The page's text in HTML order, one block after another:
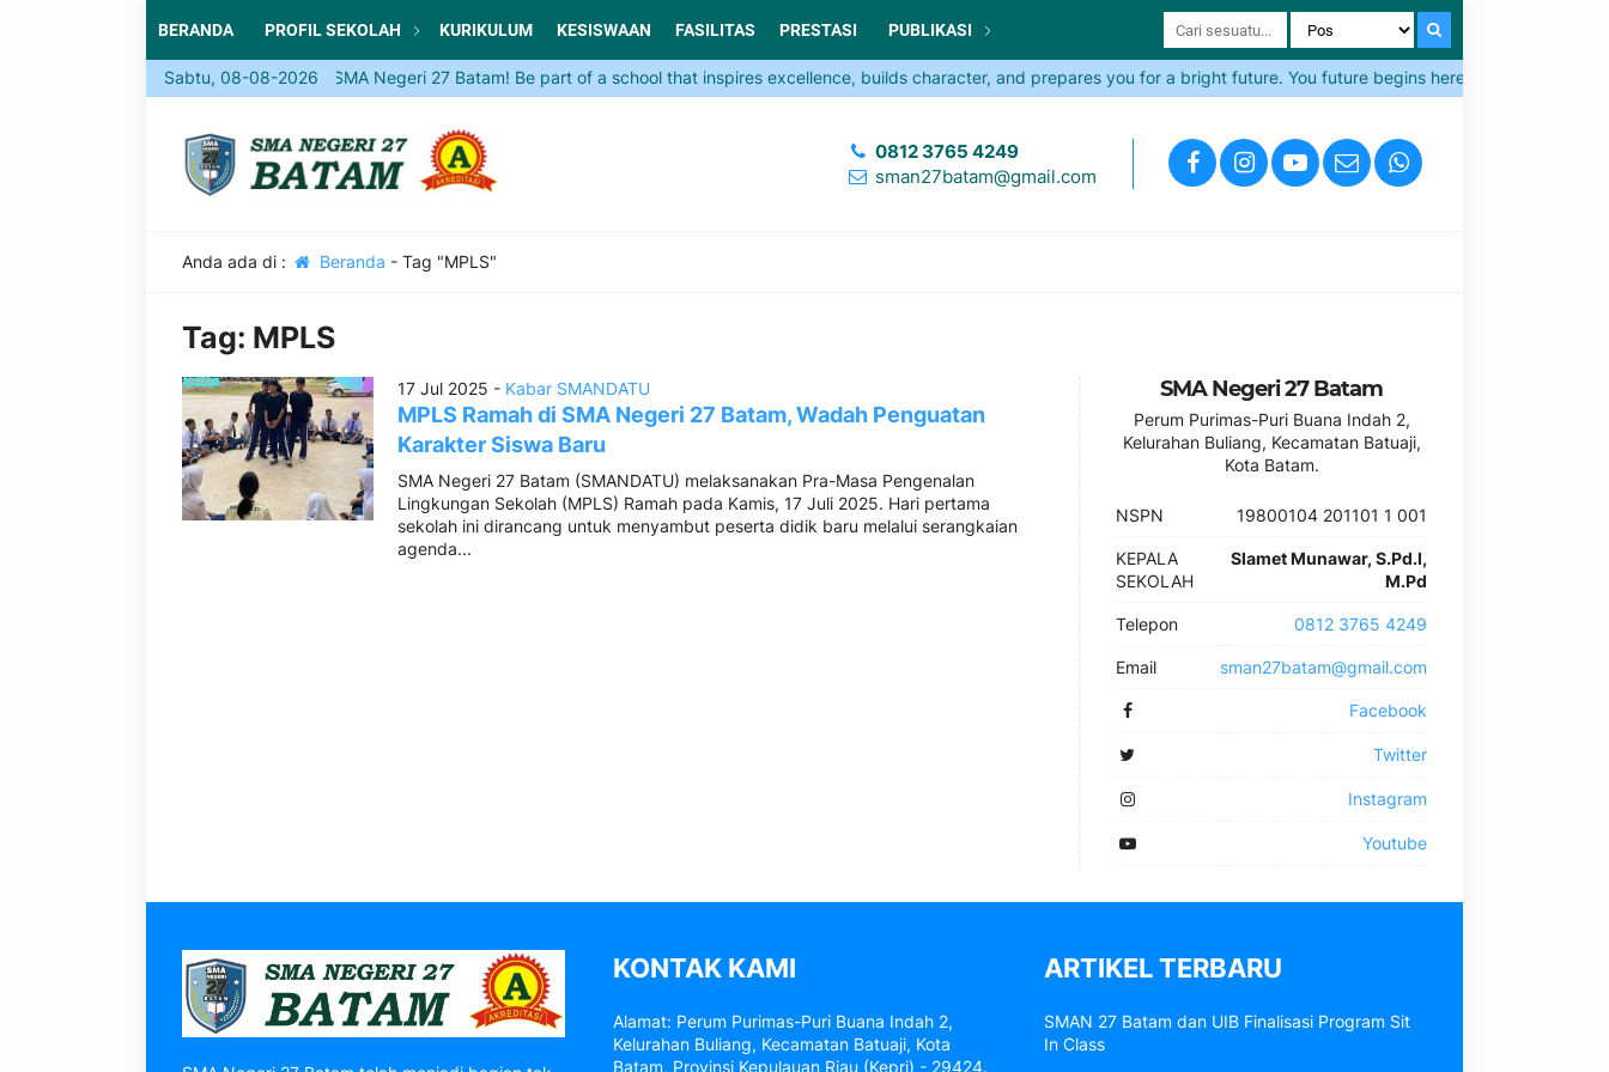
BERANDA PROFIL SEKOLAH KURIKULUM KESISWAAN FASILITAS PRESTASI PUBLIKASI
Sabtu, 08-08-2026
Come and Join SMA Negeri 27 Batam! Be part of a school that inspires excellence, builds character, and prepares you for a bright future. You future begins here!
0812 3765 4249
sman27batam@gmail.com
Anda ada di : Beranda - Tag "MPLS"
Tag: MPLS
17 Jul 2025 - Kabar SMANDATU
MPLS Ramah di SMA Negeri 27 Batam, Wadah Penguatan
Karakter Siswa Baru
SMA Negeri 27 Batam (SMANDATU) melaksanakan Pra-Masa Pengenalan
Lingkungan Sekolah (MPLS) Ramah pada Kamis, 17 Juli 2025. Hari pertama
sekolah ini dirancang untuk menyambut peserta didik baru melalui serangkaian
agenda...
SMA Negeri 27 Batam
Perum Purimas-Puri Buana Indah 2,
Kelurahan Buliang, Kecamatan Batuaji,
Kota Batam.
NSPN 19800104 201101 1 001
KEPALA
SEKOLAH
Slamet Munawar, S.Pd.I,
M.Pd
Telepon 0812 3765 4249
Email sman27batam@gmail.com
Facebook
Twitter
Instagram
Youtube
KONTAK KAMI
Alamat: Perum Purimas-Puri Buana Indah 2,
Kelurahan Buliang, Kecamatan Batuaji, Kota
Batam, Provinsi Kepulauan Riau (Kepri) - 29424.
ARTIKEL TERBARU
SMAN 27 Batam dan UIB Finalisasi Program Sit
In Class